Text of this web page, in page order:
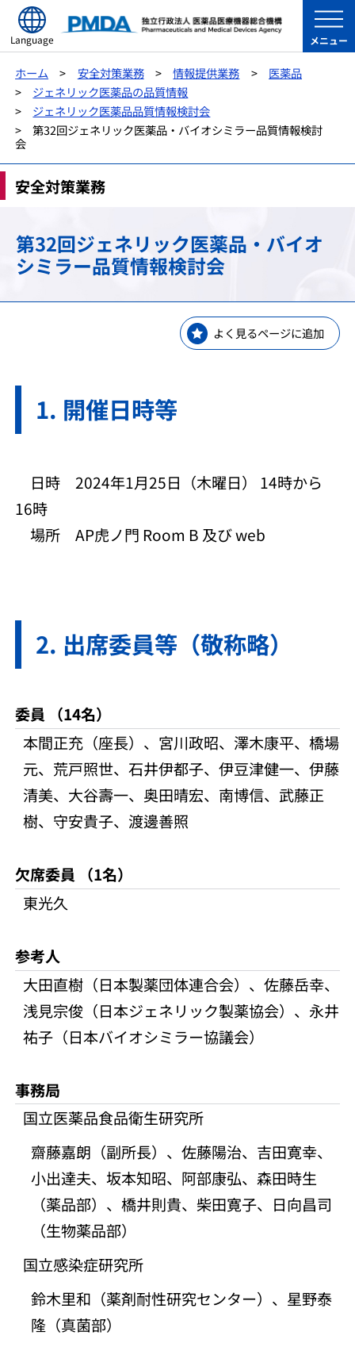
Language メニュー
ホーム 安全対策業務 情報提供業務
医薬品
ジェネリック医薬品の品質情報
ジェネリック医薬品品質情報検討会
第32回ジェネリック医薬品・バイオシミラー品質情報検討
会
安全対策業務
第32回ジェネリック医薬品・バイオ
シミラー品質情報検討会
よく見るページに追加
開催日時等
日時 2024年1月25日（木曜日） 14時から
16時
場所 AP虎ノ門 Room B 及び web
出席委員等（敬称略）
委員 （14名）
本間正充（座長）、宮川政昭、澤木康平、橋場
元、荒戸照世、石井伊都子、伊豆津健一、伊藤
清美、大谷壽一、奥田晴宏、南博信、武藤正
樹、守安貴子、渡邊善照
欠席委員 （1名）
東光久
参考人
大田直樹（日本製薬団体連合会）、佐藤岳幸、
浅見宗俊（日本ジェネリック製薬協会）、永井
祐子（日本バイオシミラー協議会）
事務局
国立医薬品食品衛生研究所
齋藤嘉朗（副所長）、佐藤陽治、吉田寛幸、
小出達夫、坂本知昭、阿部康弘、森田時生
（薬品部）、橋井則貴、柴田寛子、日向昌司
（生物薬品部）
国立感染症研究所
鈴木里和（薬剤耐性研究センター）、星野泰
隆（真菌部）